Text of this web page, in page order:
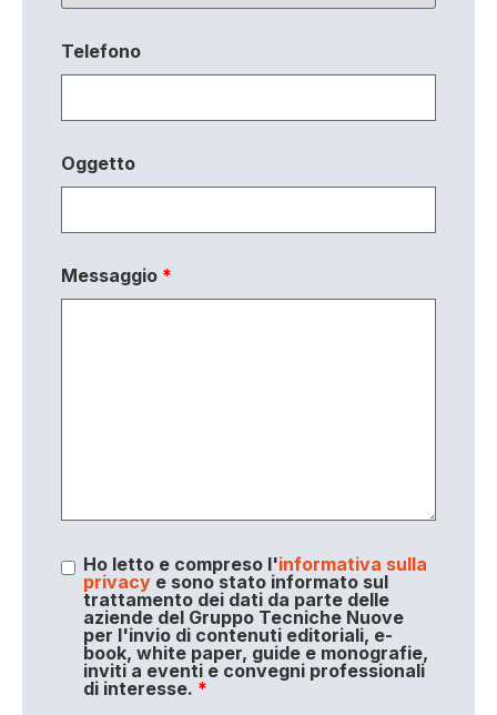
Telefono
Oggetto
Messaggio *
Ho letto e compreso l'informativa sulla
privacye sono stato informato sul
trattamento dei dati da parte delle
aziende del Gruppo Tecniche Nuove
per l'invio di contenuti editoriali, e-
book, white paper, guide e monografie,
inviti a eventi e convegni professionali
di interesse. *